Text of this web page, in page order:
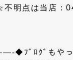
不明点は当店：
ﾞﾛｸﾞもやっ